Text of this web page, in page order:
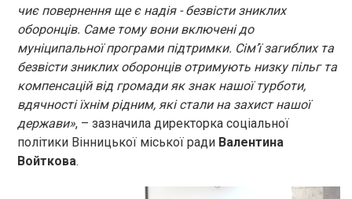
чиє повернення ще є надія - безвісти зниклих
оборонців. Саме тому вони включені до
муніципальної програми підтримки. Сім’ї загиблих та
безвісти зниклих оборонців отримують низку пільг та
компенсацій від громади як знак нашої турботи,
вдячності їхнім рідним, які стали на захист нашої
держави», – зазначила директорка соціальної
політики Вінницької міської ради Валентина
Войткова.